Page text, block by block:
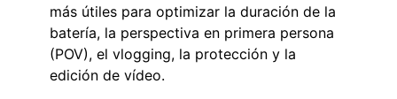
más útiles para optimizar la duración de la
batería, la perspectiva en primera persona
(POV), el vlogging, la protección y la
edición de vídeo.